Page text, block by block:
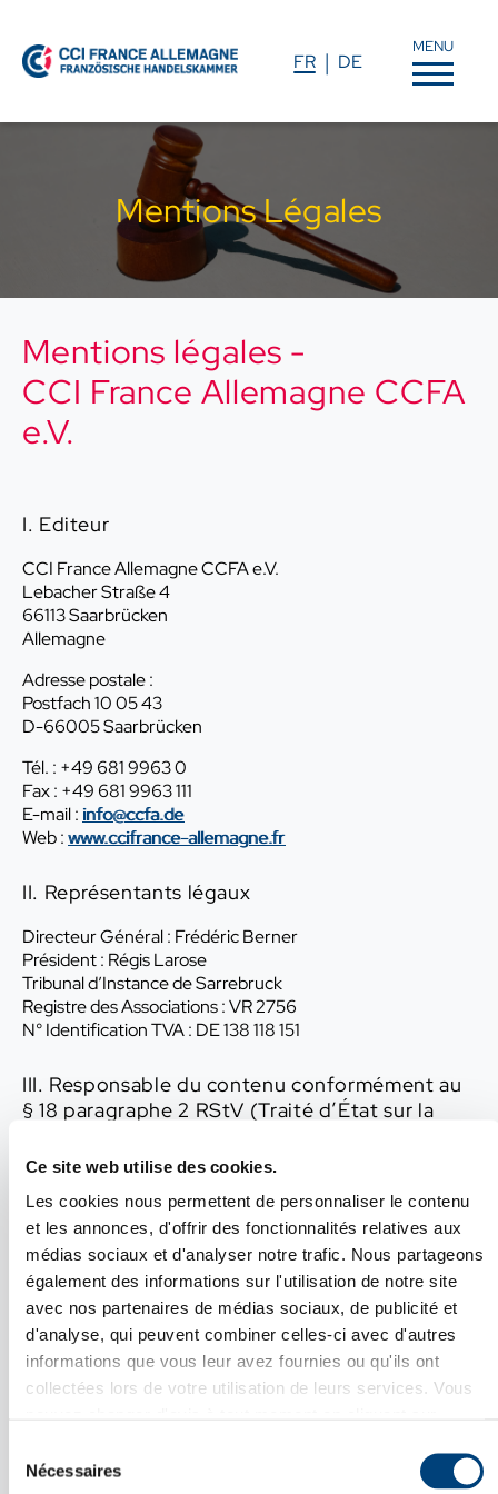
Ce site web utilise des cookies.
Les cookies nous permettent de personnaliser le contenu
et les annonces, d'offrir des fonctionnalités relatives aux
médias sociaux et d'analyser notre trafic. Nous partageons
également des informations sur l'utilisation de notre site
avec nos partenaires de médias sociaux, de publicité et
d'analyse, qui peuvent combiner celles-ci avec d'autres
informations que vous leur avez fournies ou qu'ils ont
collectées lors de votre utilisation de leurs services. Vous
Voir notrePolitique de confidentialité
Nécessaires
FR DE
MENU
Mentions Légales
Mentions légales -
CCI France Allemagne CCFA
e.V.
I. Editeur
CCI France Allemagne CCFA e.V.
Lebacher Straße 4
66113 Saarbrücken
Allemagne
Adresse postale :
Postfach 10 05 43
D-66005 Saarbrücken
Tél. : +49 681 9963 0
Fax : +49 681 9963 111
E-mail :info@ccfa.de
Web :www.ccifrance-allemagne.fr
II. Représentants légaux
Directeur Général : Frédéric Berner
Président : Régis Larose
Tribunal d’Instance de Sarrebruck
Registre des Associations : VR 2756
N° Identification TVA : DE 138 118 151
III. Responsable du contenu conformément au
§ 18 paragraphe 2 RStV (Traité d’État sur la
M. Frédéric Berner
Lebacher Straße 4
66113 Saarbrücken
Responsabilité
Nous contrôlons et actualisons constamment les
informations sur nos pages Web. En dépit de toute
diligence exercée, les informations peuvent entre-temps
avoir changé. En conséquence, notre responsabilité ne
CCI France Allemagne CCFA e.V. se réserve également le